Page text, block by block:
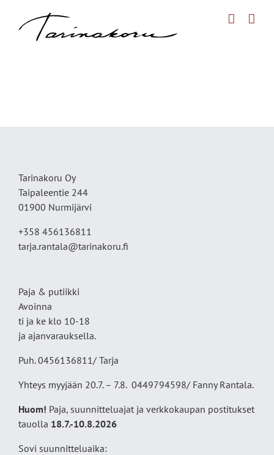
Tarinakoru Oy
Taipaleentie 244
01900 Nurmijärvi
+358 456136811
tarja.rantala@tarinakoru.fi
Paja & putiikki
Avoinna
ti ja ke klo 10-18
ja ajanvarauksella.
Puh. 0456136811/ Tarja
Yhteys myyjään 20.7. – 7.8. 0449794598/ Fanny Rantala.
Huom! Paja, suunnitteluajat ja verkkokaupan postitukset
tauolla 18.7.-10.8.2026
Sovi suunnitteluaika: